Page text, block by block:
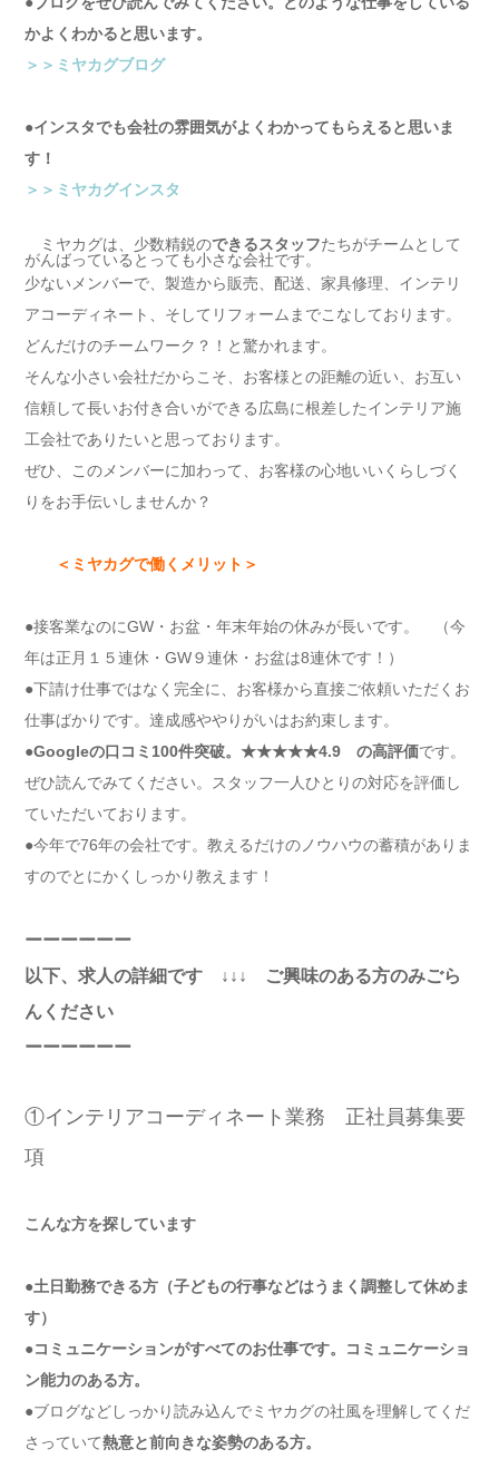
かよくわかると思います。
＞＞ミヤカグブログ
●インスタでも会社の雰囲気がよくわかってもらえると思いま
す！
＞＞ミヤカグインスタ
ミヤカグは、少数精鋭のできるスタッフたちがチームとして
がんばっているとっても小さな会社です。
少ないメンバーで、製造から販売、配送、家具修理、インテリ
アコーディネート、そしてリフォームまでこなしております。
どんだけのチームワーク？！と驚かれます。
そんな小さい会社だからこそ、お客様との距離の近い、お互い
信頼して長いお付き合いができる広島に根差したインテリア施
工会社でありたいと思っております。
ぜひ、このメンバーに加わって、お客様の心地いいくらしづく
りをお手伝いしませんか？
＜ミヤカグで働くメリット＞
●接客業なのにGW・お盆・年末年始の休みが長いです。 （今
年は正月１５連休・GW９連休・お盆は8連休です！）
●下請け仕事ではなく完全に、お客様から直接ご依頼いただくお
仕事ばかりです。達成感ややりがいはお約束します。
●Googleの口コミ100件突破。★★★★★4.9 の高評価です。
ぜひ読んでみてください。スタッフ一人ひとりの対応を評価し
ていただいております。
●今年で76年の会社です。教えるだけのノウハウの蓄積がありま
すのでとにかくしっかり教えます！
ーーーーーー
以下、求人の詳細です ↓↓↓ ご興味のある方のみごら
んください
ーーーーーー
①インテリアコーディネート業務 正社員募集要
項
こんな方を探しています
●土日勤務できる方（子どもの行事などはうまく調整して休めま
す）
●コミュニケーションがすべてのお仕事です。コミュニケーショ
ン能力のある方。
●ブログなどしっかり読み込んでミヤカグの社風を理解してくだ
さっていて熱意と前向きな姿勢のある方。